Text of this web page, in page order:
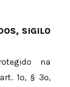
SIGILO
na
1º, § 3º,